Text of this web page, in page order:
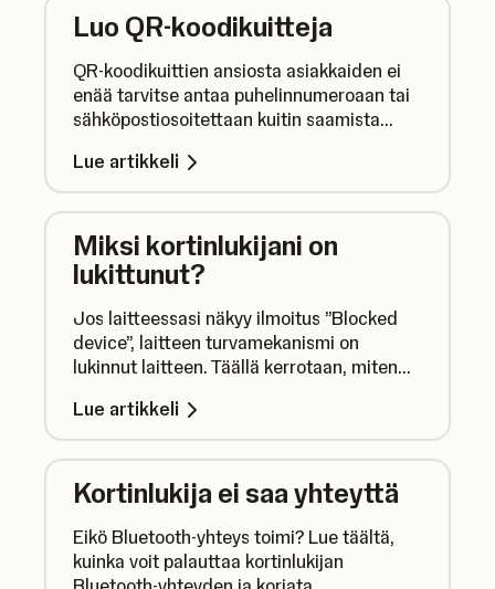
Luo QR-koodikuitteja
QR-koodikuittien ansiosta asiakkaiden ei
enää tarvitse antaa puhelinnumeroaan tai
sähköpostiosoitettaan kuitin saamista
QR-koodin.
Lue artikkeli
Miksi kortinlukijani on
lukittunut?
Jos laitteessasi näkyy ilmoitus ”Blocked
device”, laitteen turvamekanismi on
lukinnut laitteen. Täällä kerrotaan, miten
toimia ja miten voit estää lukittumisen
tulevaisuudessa.
Lue artikkeli
Kortinlukija ei saa yhteyttä
Eikö Bluetooth-yhteys toimi? Lue täältä,
kuinka voit palauttaa kortinlukijan